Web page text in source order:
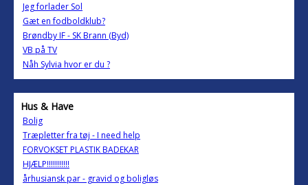
Jeg forlader Sol
Gæt en fodboldklub?
Brøndby IF - SK Brann (Byd)
VB på TV
Nåh Sylvia hvor er du ?
Hus & Have
Bolig
Træpletter fra tøj - I need help
FORVOKSET PLASTIK BADEKAR
HJÆLP!!!!!!!!!!!
århusiansk par - gravid og boligløs